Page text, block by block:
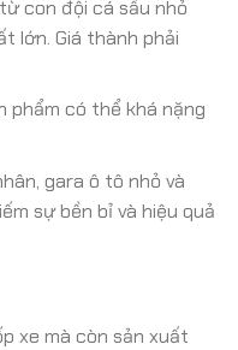
con đội cá sấu nhỏ
lớn. Giá thành phải
phẩm có thể khá nặng
gara ô tô nhỏ và
sự bền bỉ và hiệu quả
xe mà còn sản xuất